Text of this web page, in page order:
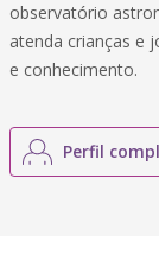
observatório
atenda crianças e
e conhecimento.
Perfil